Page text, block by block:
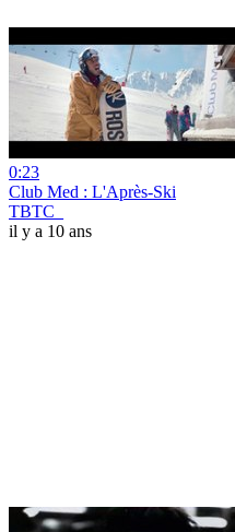
0:23
Club Med : L'Après-Ski
TBTC_
il y a 10 ans